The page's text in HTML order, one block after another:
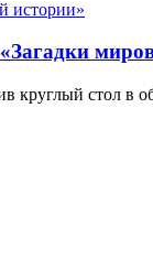
круглый стол в